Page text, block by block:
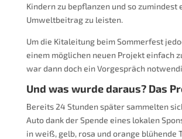
Kindern zu bepflanzen und so zumindest
Umweltbeitrag zu leisten.
Um die Kitaleitung beim Sommerfest
einem möglichen neuen Projekt einfach
war dann doch ein Vorgespräch
Und was wurde daraus? Das
Bereits 24 Stunden später sammelten
Auto dank der Spende eines lokalen
in weiß, gelb, rosa und orange blühende